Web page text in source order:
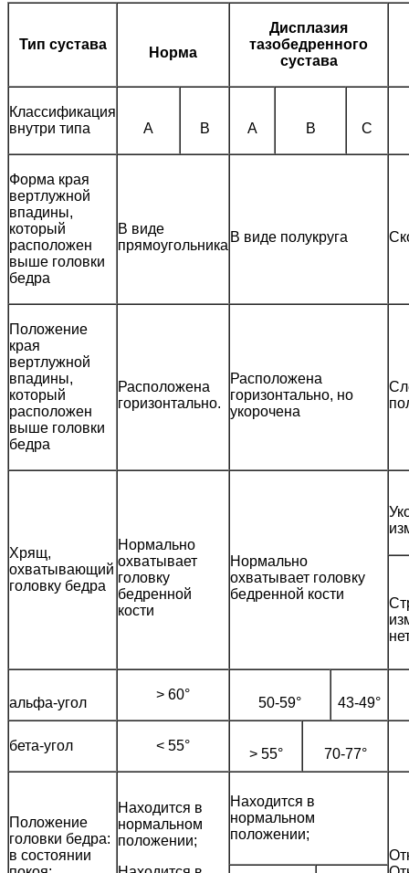
Тип сустава
Норма
Дисплазия
тазобедренного
сустава
Классификация
внутри типа
A B A B C
Форма края
вертлужной
впадины,
который
расположен
выше головки
бедра
В виде
прямоугольника
В виде полукруга
Положение
края
вертлужной
впадины,
который
расположен
выше головки
бедра
Расположена
горизонтально.
Расположена
горизонтально, но
укорочена
Хрящ,
охватывающий
головку бедра
Нормально
охватывает
головку
бедренной
кости
Нормально
охватывает головку
бедренной кости
альфа-угол
> 60°
50-59° 43-49°
бета-угол < 55°
> 55° 70-77°
Положение
головки бедра:
в состоянии
Находится в
нормальном
положении;
Находится в
нормальном
положении;